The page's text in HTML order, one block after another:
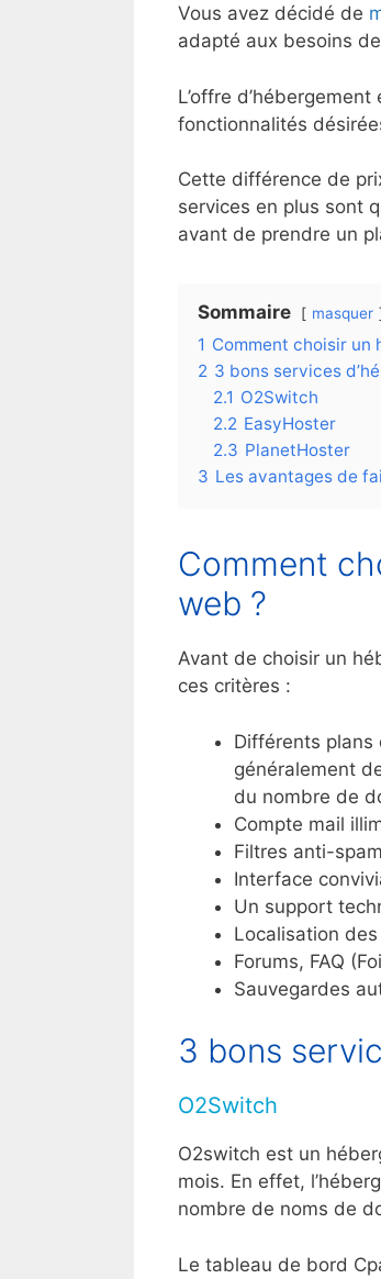
Vous avez décidé de
adapté aux besoins
L’offre
fonctionnalités
Cette différence de
services en plus sont
avant de prendre un
Sommaire masquer
1 Comment choisir un
2 3 bons services
2.1 O2Switch
2.2 EasyHoster
2.3 PlanetHoster
3 Les avantages de
Comment
web ?
Avant de choisir un
ces critères :
Différents plans
généralement
du nombre de
Compte mail
Filtres anti-spam
Interface
Un support
Localisation
Forums, FAQ
Sauvegardes
3 bons
O2Switch
O2switch est un
mois. En effet,
nombre de noms de
Le tableau de bord